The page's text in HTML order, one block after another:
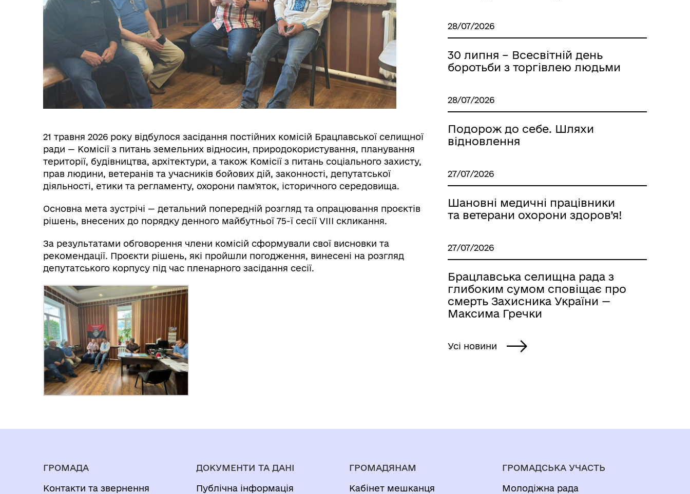
21 травня 2026 року відбулося засідання постійних комісій Брацлавської селищної
ради — Комісії з питань земельних відносин, природокористування, планування
території, будівництва, архітектури, а також Комісії з питань соціального захисту,
прав людини, ветеранів та учасників бойових дій, законності, депутатської
діяльності, етики та регламенту, охорони пам'яток, історичного середовища.
Основна мета зустрічі — детальний попередній розгляд та опрацювання проєктів
рішень, внесених до порядку денного майбутньої 75-ї сесії VIII скликання.
За результатами обговорення члени комісій сформували свої висновки та
рекомендації. Проєкти рішень, які пройшли погодження, винесені на розгляд
депутатського корпусу під час пленарного засідання сесії.
28/07/2026
30 липня – Всесвітній день
боротьби з торгівлею людьми
28/07/2026
Подорож до себе. Шляхи
відновлення
27/07/2026
Шановні медичні працівники
та ветерани охорони здоров’я!
27/07/2026
Брацлавська селищна рада з
глибоким сумом сповіщає про
смерть Захисника України —
Максима Гречки
Усі новини
ГРОМАДА
Контакти та звернення
ДОКУМЕНТИ ТА ДАНІ
Публічна інформація
ГРОМАДЯНАМ
Кабінет мешканця
ГРОМАДСЬКА УЧАСТЬ
Молодіжна рада